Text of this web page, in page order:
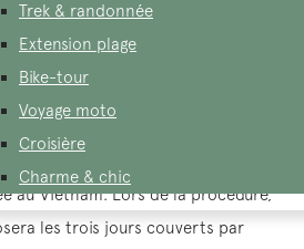
Trek & randonnée
Extension plage
Bike-tour
Voyage moto
Croisière
Charme & chic
2026
la déclaration ?
complétée dans les 72 heures
au Vietnam. Lors de la procédure,
les trois jours couverts par